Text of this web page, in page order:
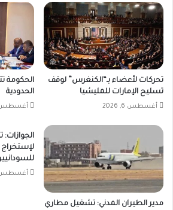
تحركات لأعضاء بـ“الكنغرس” لوقف
تسليح الإمارات للمليشيا
أغسطس 6, 2026
الحكومة
الحدودية
أغسطس 5,
مدير الطيران المدني: تشغيل مطاري
الجوازات:
لإستخراج
أغسطس 5,